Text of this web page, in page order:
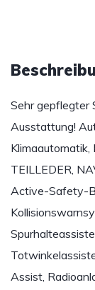
Sehr gepflegter
Ausstattung!
TEILLEDER,
Active-Safety-
Assist,